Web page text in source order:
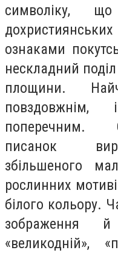
символіку,
ознаками
нескладний
площини.
повздовжнім,
поперечним.
писанок
збільшеного
рослинних
білого кольору.
зображення
«великодній»,